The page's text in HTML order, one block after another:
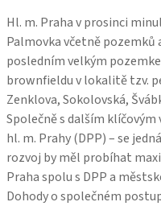
Hl. m. Praha v prosinci
Palmovka včetně
posledním velkým
brownfieldu v lokalitě tzv.
Zenklova, Sokolovská,
Společně s dalším
hl. m. Prahy (DPP) – se
rozvoj by měl probíhat
Praha spolu s DPP a
Dohody o společném